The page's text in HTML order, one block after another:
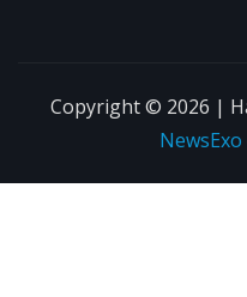
Copyright © 2026 |
NewsExo